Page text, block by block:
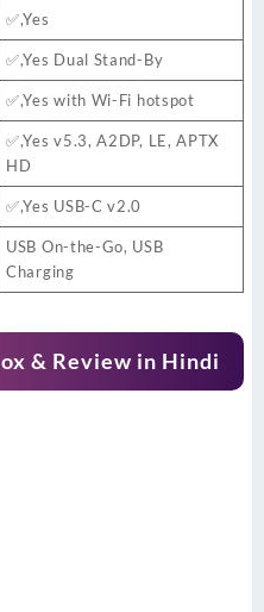
✅,Yes
✅,Yes Dual Stand-By
✅,Yes with Wi-Fi hotspot
✅,Yes v5.3, A2DP, LE, APTX
HD
✅,Yes USB-C v2.0
USB On-the-Go, USB
Charging
& Review in Hindi